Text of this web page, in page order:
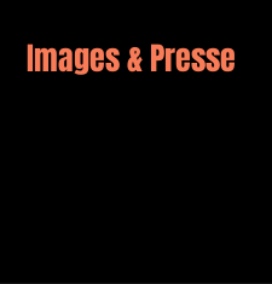
Images & Presse